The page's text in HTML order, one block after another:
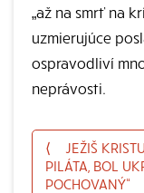
„až na smrť na
uzmierujúce
ospravodliví
neprávosti.
⟨
JEŽIŠ
PILÁTA, BOL
POCHOVANÝ“